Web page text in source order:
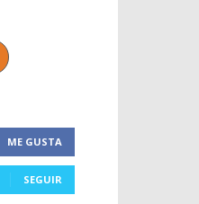
ME GUSTA
SEGUIR